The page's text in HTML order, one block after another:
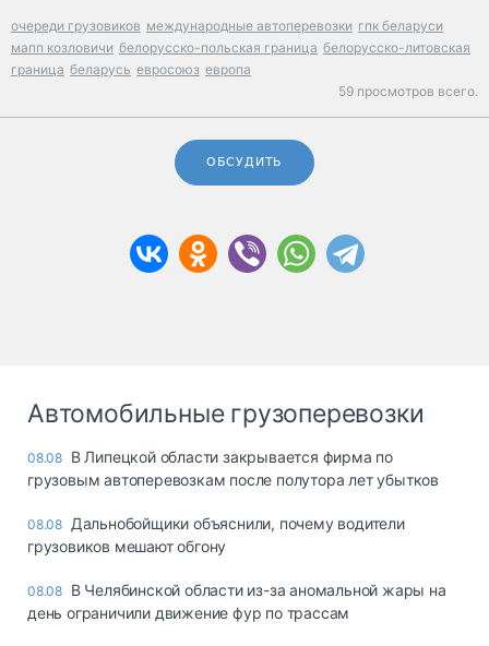
очереди грузовиков международные автоперевозки гпк беларуси
мапп козловичи белорусско-польская граница белорусско-литовская
граница беларусь евросоюз европа
59 просмотров всего.
ОБСУДИТЬ
Автомобильные грузоперевозки
08.08 В Липецкой области закрывается фирма по
грузовым автоперевозкам после полутора лет убытков
08.08 Дальнобойщики объяснили, почему водители
грузовиков мешают обгону
08.08 В Челябинской области из-за аномальной жары на
день ограничили движение фур по трассам